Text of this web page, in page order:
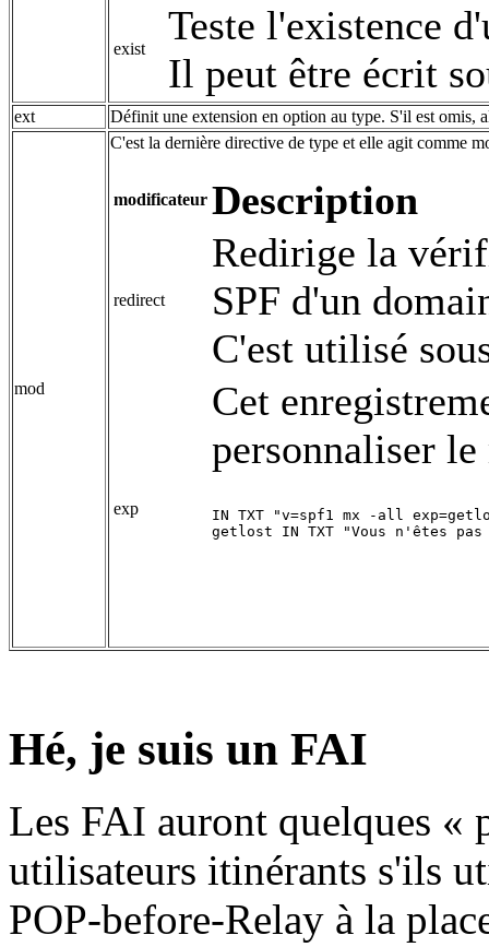
exist
Teste l'existence
Il peut être écrit
ext Définit une extension en option au type. S'il est omis,
mod
C'est la dernière directive de type et elle agit comme
modificateur Description
redirect
Redirige la
SPF d'un
C'est utilisé
exp
Cet
personnaliser le
IN TXT "v=spf1 mx -all
getlost IN TXT "Vous n'êtes pas
Hé, je suis un FAI
Les FAI auront quelques «
utilisateurs itinérants s'ils
POP-before-Relay à la